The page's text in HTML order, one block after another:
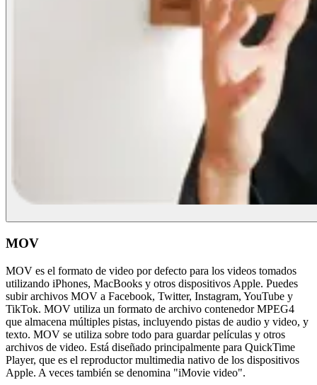
MOV
MOV es el formato de video por defecto para los videos tomados
utilizando iPhones, MacBooks y otros dispositivos Apple. Puedes
subir archivos MOV a Facebook, Twitter, Instagram, YouTube y
TikTok. MOV utiliza un formato de archivo contenedor MPEG4
que almacena múltiples pistas, incluyendo pistas de audio y video, y
texto. MOV se utiliza sobre todo para guardar películas y otros
archivos de video. Está diseñado principalmente para QuickTime
Player, que es el reproductor multimedia nativo de los dispositivos
Apple. A veces también se denomina "iMovie video".